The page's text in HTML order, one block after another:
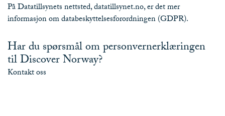
PåDatatillsynets nettsted, datatillsynet.no, er det mer
informasjon om databeskyttelsesforordningen (GDPR).
Har du spørsmål om personvernerklæringen
til Discover Norway?
Kontakt oss